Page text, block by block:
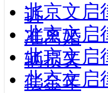
诉
北京文启
准离婚
北京文启
辆损失
北京文启
偿金年
北京文启